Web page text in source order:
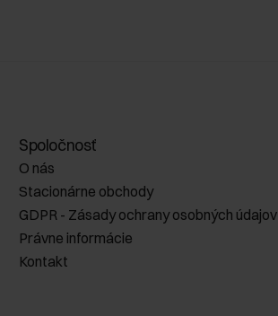
Spoločnosť
O nás
Stacionárne obchody
GDPR - Zásady ochrany osobných údajov
Právne informácie
Kontakt